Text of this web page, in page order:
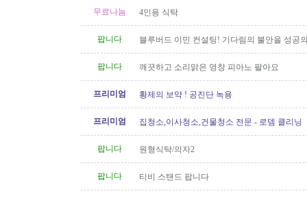
무료나눔
4인용 식탁
팝니다 블루버드 이민 컨설팅! 기다림의 불안을 성공
팝니다 깨끗하고 소리맑은 영창 피아노 팔아요
프리미엄 황제의 보약 ! 공진단 녹용
프리미엄 집청소,이사청소,건물청소 전문 - 로뎀 클리닝
팝니다 원형식탁/의자2
팝니다 티비 스탠드 팝니다